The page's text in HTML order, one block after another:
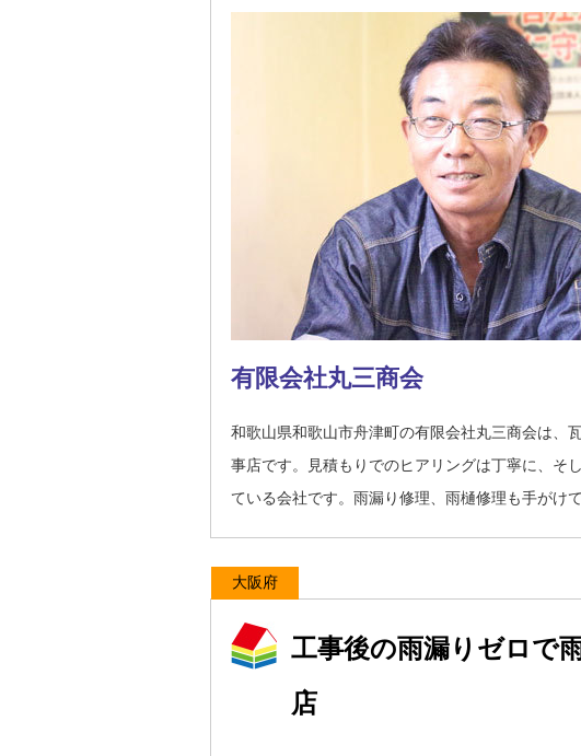
有限会社丸三商会
和歌山県和歌山市舟津町の有限会社丸三商会は、
事店です。見積もりでのヒアリングは丁寧に、そ
ている会社です。雨漏り修理、雨樋修理も手がけて
大阪府
工事後の雨漏りゼロで
店